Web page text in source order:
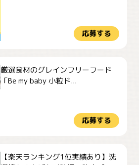
応募する
厳選食材のグレインフリーフード
「Be my baby 小粒ド...
応募する
【楽天ランキング1位実績あり】洗